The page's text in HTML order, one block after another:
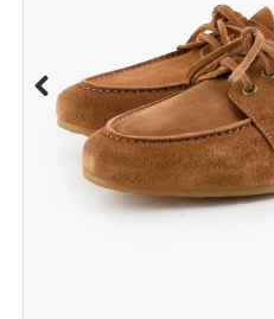
Previous